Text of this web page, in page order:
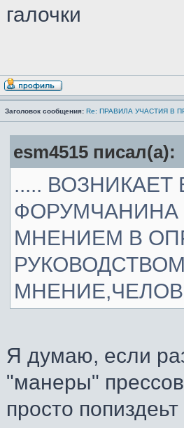
галочки
Заголовок сообщения: Re: ПРАВИЛА УЧАСТИЯ В
esm4515 писал(а):
.....
ФОРУМЧАНИНА
МНЕНИЕМ В
Я думаю, если
"манеры"
просто